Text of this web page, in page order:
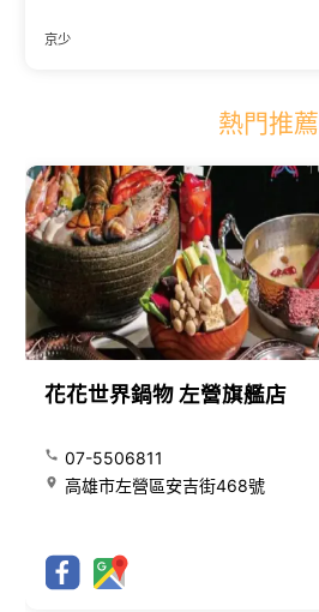
京少
熱門推薦
花花世界鍋物 左營旗艦店
07-5506811
高雄市左營區安吉街468號